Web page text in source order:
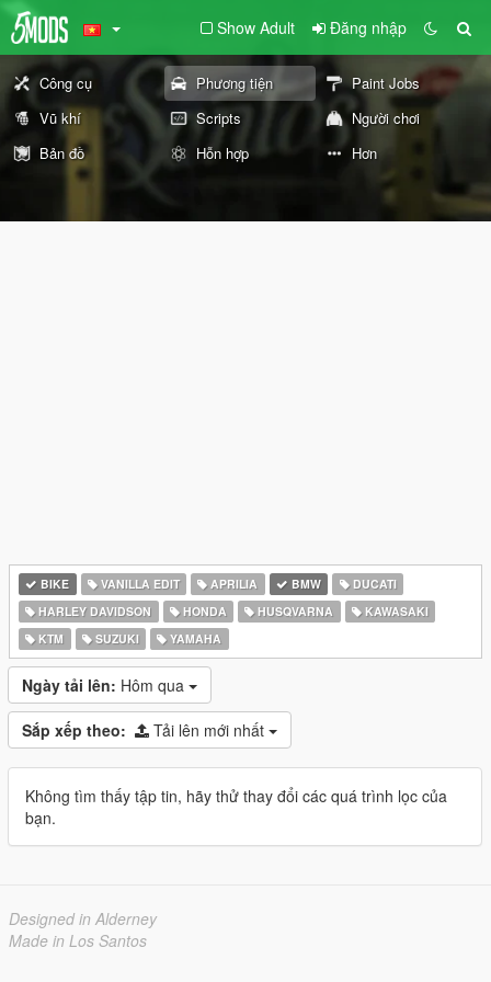
Show Adult Đăng nhập
Công cụ Phương tiện
Paint Jobs
Vũ khí
Scripts
Người chơi
Bản đồ
Hỗn hợp Hơn
BIKE VANILLA EDIT APRILIA BMW
DUCATI
HARLEY DAVIDSON
HONDA HUSQVARNA
KAWASAKI
KTM
SUZUKI YAMAHA
Ngày tải lên: Hôm qua
Sắp xếp theo: Tải lên mới nhất
Không tìm thấy tập tin, hãy thử thay đổi các quá trình lọc của
bạn.
Designed in Alderney
Made in Los Santos